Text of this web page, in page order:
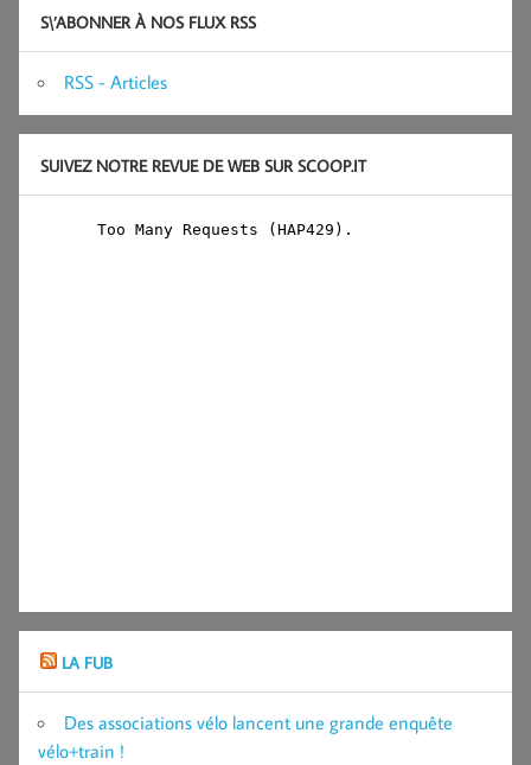
S\’ABONNER À NOS FLUX RSS
RSS - Articles
SUIVEZ NOTRE REVUE DE WEB SUR SCOOP.IT
LA FUB
Des associations vélo lancent une grande enquête
vélo+train !